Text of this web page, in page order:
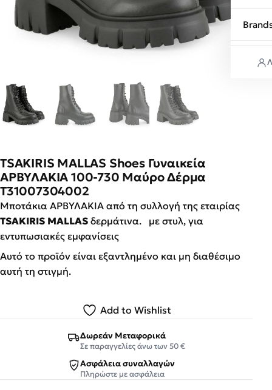
TSAKIRIS MALLAS Shoes Γυναικεία
ΑΡΒΥΛΑΚΙΑ 100-730 Μαύρο Δέρμα
T31007304002
Μποτάκια ΑΡΒΥΛΑΚΙΑ από τη συλλογή της εταιρίας
TSAKIRIS MALLAS δερμάτινα. με στυλ, για
εντυπωσιακές εμφανίσεις
Αυτό το προϊόν είναι εξαντλημένο και μη διαθέσιμο
αυτή τη στιγμή.
Add to Wishlist
Δωρεάν Μεταφορικά
Σε παραγγελίες άνω των 50 €
Ασφάλεια συναλλαγών
Πληρώστε με ασφάλεια